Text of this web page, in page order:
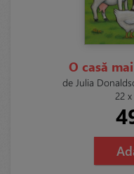
O casă
de Julia
22